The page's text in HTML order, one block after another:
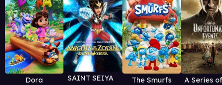
Dora SAINT SEIYA: Knights of the Zodiac The Smurfs